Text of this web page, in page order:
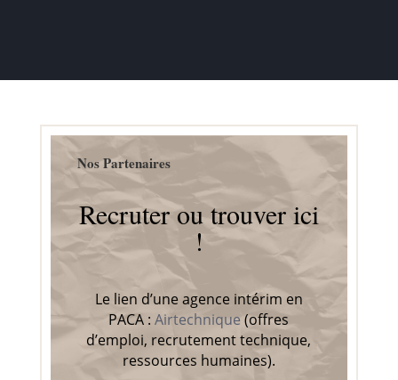
Nos Partenaires
Recruter ou trouver ici
!
Le lien d’une agence intérim en
PACA :Airtechnique(offres
d’emploi, recrutement technique,
ressources humaines).